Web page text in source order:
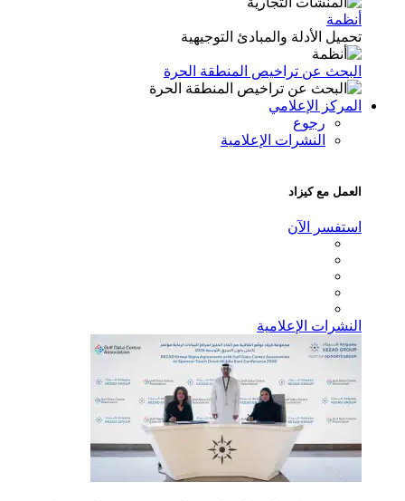
أنظمة
تحميل الأدلة والمبادئ التوجيهية
البحث عن تراخيص المنطقة الحرة
المركز الإعلامي
رجوع
النشرات الإعلامية
العمل مع كيزاد
استفسر الآن
النشرات الإعلامية